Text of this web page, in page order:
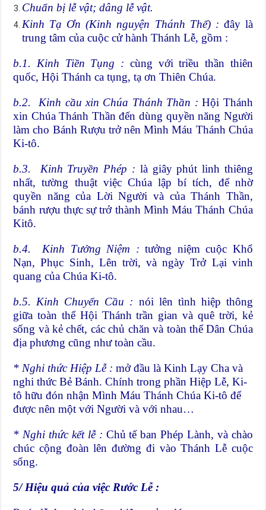
Chuẩn bị lễ vật; dâng lễ vật.
Kinh Tạ Ơn (Kinh nguyện Thánh Thể) : đây là
trung tâm của cuộc cử hành Thánh Lễ, gồm :
b.1. Kinh Tiền Tụng : cùng với triều thần thiên
quốc, Hội Thánh ca tụng, tạ ơn Thiên Chúa.
b.2. Kinh cầu xin Chúa Thánh Thần :Hội Thánh
xin Chúa Thánh Thần đến dùng quyền năng Người
làm cho Bánh Rượu trở nên Mình Máu Thánh Chúa
Ki-tô.
b.3. Kinh Truyền Phép : là giây phút linh thiêng
nhất, tường thuật việc Chúa lập bí tích, để nhờ
quyền năng của Lời Người và của Thánh Thần,
bánh rượu thực sự trở thành Mình Máu Thánh Chúa
Kitô.
b.4. Kinh Tưởng Niệm : tưởng niệm cuộc Khổ
Nạn, Phục Sinh, Lên trời, và ngày Trở Lại vinh
quang của Chúa Ki-tô.
b.5. Kinh Chuyển Cầu : nói lên tình hiệp thông
giữa toàn thể Hội Thánh trần gian và quê trời, kẻ
sống và kẻ chết, các chủ chăn và toàn thể Dân Chúa
địa phương cũng như toàn cầu.
* Nghi thức Hiệp Lễ :mở đầu là Kinh Lạy Cha và
nghi thức Bẻ Bánh. Chính trong phần Hiệp Lễ, Ki-
tô hữu đón nhận Mình Máu Thánh Chúa Ki-tô để
được nên một với Người và với nhau…
* Nghi thức kết lễ : Chủ tế ban Phép Lành, và chào
chúc cộng đoàn lên đường đi vào Thánh Lễ cuộc
sống.
5/ Hiệu quả của việc Rước Lễ :